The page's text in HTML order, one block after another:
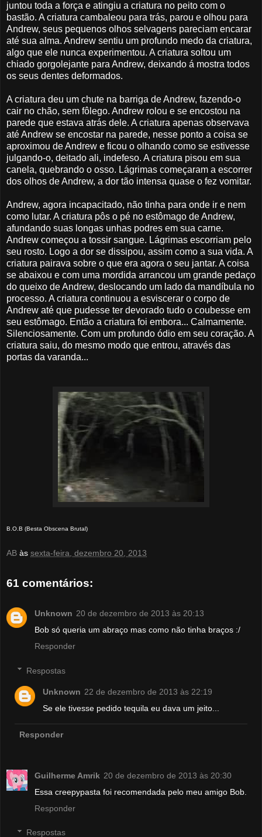
juntou toda a força e atingiu a criatura no peito com o
bastão. A criatura cambaleou para trás, parou e olhou para
Andrew, seus pequenos olhos selvagens pareciam encarar
até sua alma. Andrew sentiu um profundo medo da criatura,
algo que ele nunca experimentou. A criatura soltou um
chiado gorgolejante para Andrew, deixando á mostra todos
os seus dentes deformados.
A criatura deu um chute na barriga de Andrew, fazendo-o
cair no chão, sem fôlego. Andrew rolou e se encostou na
parede que estava atrás dele. A criatura apenas observava
até Andrew se encostar na parede, nesse ponto a coisa se
aproximou de Andrew e ficou o olhando como se estivesse
julgando-o, deitado ali, indefeso. A criatura pisou em sua
canela, quebrando o osso. Lágrimas começaram a escorrer
dos olhos de Andrew, a dor tão intensa quase o fez vomitar.
Andrew, agora incapacitado, não tinha para onde ir e nem
como lutar. A criatura pôs o pé no estômago de Andrew,
afundando suas longas unhas podres em sua carne.
Andrew começou a tossir sangue. Lágrimas escorriam pelo
seu rosto. Logo a dor se dissipou, assim como a sua vida. A
criatura pairava sobre o que era agora o seu jantar. A coisa
se abaixou e com uma mordida arrancou um grande pedaço
do queixo de Andrew, deslocando um lado da mandíbula no
processo. A criatura continuou a esviscerar o corpo de
Andrew até que pudesse ter devorado tudo o coubesse em
seu estômago. Então a criatura foi embora... Calmamente.
Silenciosamente. Com um profundo ódio em seu coração. A
criatura saiu, do mesmo modo que entrou, através das
portas da varanda...
B.O.B (Besta Obscena Brutal)
AB às sexta-feira, dezembro 20, 2013
61 comentários:
Unknown 20 de dezembro de 2013 às 20:13
Bob só queria um abraço mas como não tinha braços :/
Responder
Respostas
Unknown 22 de dezembro de 2013 às 22:19
Se ele tivesse pedido tequila eu dava um jeito...
Responder
Guilherme Amrik 20 de dezembro de 2013 às 20:30
Essa creepypasta foi recomendada pelo meu amigo Bob.
Responder
Respostas